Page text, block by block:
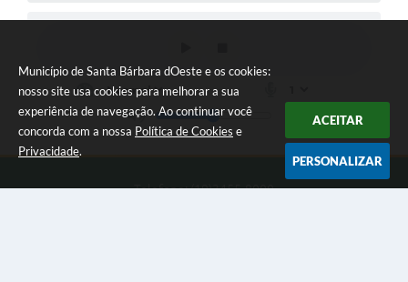
Município de Santa Bárbara dOeste e os cookies:
nosso site usa cookies para melhorar a sua
experiência de navegação. Ao continuar você
concorda com a nossa Política de Cookies e
Privacidade.
ACEITAR
PERSONALIZAR
Telefone: (19)3455-8000